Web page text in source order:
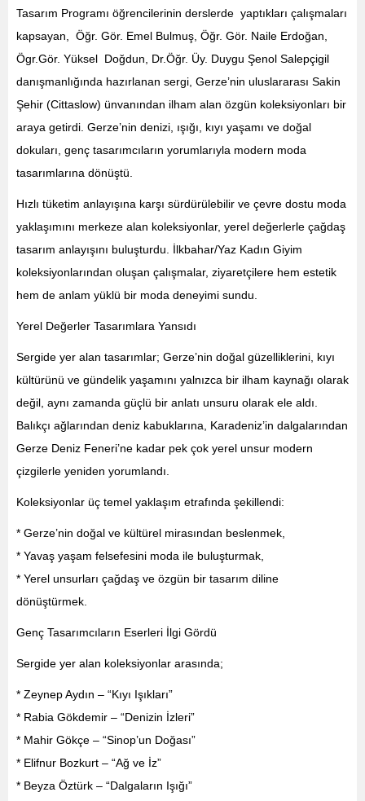
Tasarım Programı öğrencilerinin derslerde yaptıkları çalışmaları
kapsayan, Öğr. Gör. Emel Bulmuş, Öğr. Gör. Naile Erdoğan,
Ögr.Gör. Yüksel Doğdun, Dr.Öğr. Üy. Duygu Şenol Salepçigil
danışmanlığında hazırlanan sergi, Gerze’nin uluslararası Sakin
Şehir (Cittaslow) ünvanından ilham alan özgün koleksiyonları bir
araya getirdi. Gerze’nin denizi, ışığı, kıyı yaşamı ve doğal
dokuları, genç tasarımcıların yorumlarıyla modern moda
tasarımlarına dönüştü.
Hızlı tüketim anlayışına karşı sürdürülebilir ve çevre dostu moda
yaklaşımını merkeze alan koleksiyonlar, yerel değerlerle çağdaş
tasarım anlayışını buluşturdu. İlkbahar/Yaz Kadın Giyim
koleksiyonlarından oluşan çalışmalar, ziyaretçilere hem estetik
hem de anlam yüklü bir moda deneyimi sundu.
Yerel Değerler Tasarımlara Yansıdı
Sergide yer alan tasarımlar; Gerze’nin doğal güzelliklerini, kıyı
kültürünü ve gündelik yaşamını yalnızca bir ilham kaynağı olarak
değil, aynı zamanda güçlü bir anlatı unsuru olarak ele aldı.
Balıkçı ağlarından deniz kabuklarına, Karadeniz’in dalgalarından
Gerze Deniz Feneri’ne kadar pek çok yerel unsur modern
çizgilerle yeniden yorumlandı.
Koleksiyonlar üç temel yaklaşım etrafında şekillendi:
* Gerze’nin doğal ve kültürel mirasından beslenmek,
* Yavaş yaşam felsefesini moda ile buluşturmak,
* Yerel unsurları çağdaş ve özgün bir tasarım diline
dönüştürmek.
Genç Tasarımcıların Eserleri İlgi Gördü
Sergide yer alan koleksiyonlar arasında;
* Zeynep Aydın – “Kıyı Işıkları”
* Rabia Gökdemir – “Denizin İzleri”
* Mahir Gökçe – “Sinop’un Doğası”
* Elifnur Bozkurt – “Ağ ve İz”
* Beyza Öztürk – “Dalgaların Işığı”